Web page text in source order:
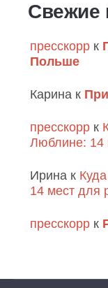
Свежие
пресскорр к
Польше
Карина к
пресскорр к
Люблине: 14
Ирина к
14 мест для
пресскорр к